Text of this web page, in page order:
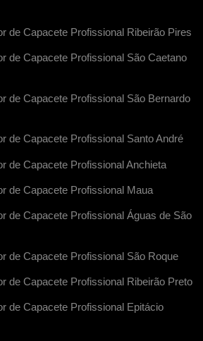
de Capacete Profissional Ribeirão Pires
de Capacete Profissional São Caetano
de Capacete Profissional São Bernardo
de Capacete Profissional Santo André
de Capacete Profissional Anchieta
de Capacete Profissional Maua
de Capacete Profissional Águas de São
de Capacete Profissional São Roque
de Capacete Profissional Ribeirão Preto
de Capacete Profissional Epitácio